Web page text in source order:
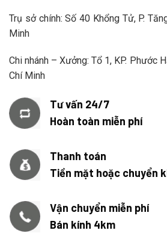
Trụ sở chính: Số 40 Khổng Tử, P.
Minh
Chi nhánh – Xưởng: Tổ 1, KP. Phước
Chí Minh
Tư vấn 24/7
Hoàn toàn miễn phí
Thanh toán
Tiền mặt hoặc chuyển
Vận chuyển miễn phí
Bán kính 4km